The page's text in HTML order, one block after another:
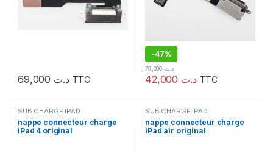
د.ت TTC
-47%
د.ت
د.ت79,000
TTC
SUB CHARGE IPAD
nappe connecteur charge
iPad 4 original
SUB CHARGE IPAD
nappe connecteur charge
iPad air original